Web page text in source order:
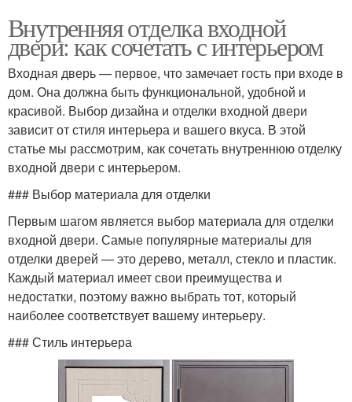
Внутренняя отделка входной
двери: как сочетать с интерьером
Входная дверь — первое, что замечает гость при входе в
дом. Она должна быть функциональной, удобной и
красивой. Выбор дизайна и отделки входной двери
зависит от стиля интерьера и вашего вкуса. В этой
статье мы рассмотрим, как сочетать внутреннюю отделку
входной двери с интерьером.
### Выбор материала для отделки
Первым шагом является выбор материала для отделки
входной двери. Самые популярные материалы для
отделки дверей — это дерево, металл, стекло и пластик.
Каждый материал имеет свои преимущества и
недостатки, поэтому важно выбрать тот, который
наиболее соответствует вашему интерьеру.
### Стиль интерьера